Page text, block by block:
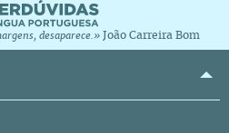
desaparece.» João Carreira Bom